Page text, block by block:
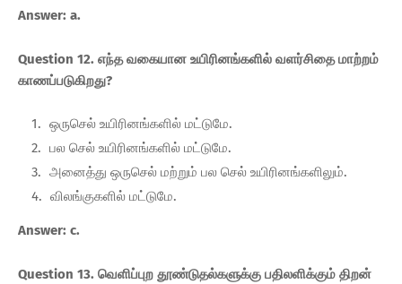
Answer: a.
Question 12. எந்த வகையான உயிரினங்களில் வளர்சிதை மாற்றம்
காணப்படுகிறது?
ஒருசெல் உயிரினங்களில் மட்டுமே.
பல செல் உயிரினங்களில் மட்டுமே.
அனைத்து ஒருசெல் மற்றும் பல செல் உயிரினங்களிலும்.
விலங்குகளில் மட்டுமே.
Answer: c.
Question 13. வெளிப்புற தூண்டுதல்களுக்கு பதிலளிக்கும் திறன்